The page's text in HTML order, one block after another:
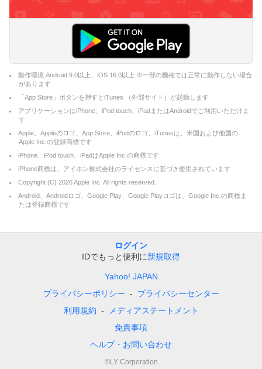
動作環境 Android 9.0以上、iOS 16.0以上 ※一部の機種では正常に動作しない場合
があります
「App Store」ボタンを押すとiTunes （外部サイト）が起動します
アプリケーションはiPhone、iPod touch、iPadまたはAndroidでご利用いただけま
す
Apple、Appleのロゴ、App Store、iPodのロゴ、iTunesは、米国および他国の
Apple Inc.の登録商標です
iPhone、iPod touch、iPadはApple Inc.の商標です
iPhone商標は、アイホン株式会社のライセンスに基づき使用されています
Copyright (C) 2026Apple Inc. All rights reserved.
Android、Androidロゴ、Google Play、Google Playロゴは、Google Inc.の商標ま
たは登録商標です
ログイン
IDでもっと便利に新規取得
Yahoo! JAPAN
プライバシーポリシー
プライバシーセンター
利用規約
メディアステートメント
免責事項
ヘルプ・お問い合わせ
©LY Corporation